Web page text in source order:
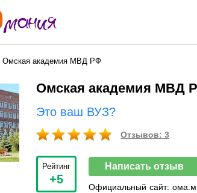
Омская академия МВД РФ
Омская академия МВД
Это ваш ВУЗ?
Отзывов: 3
Рейтинг
+5
Написать отзыв
Официальный сайт: